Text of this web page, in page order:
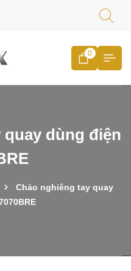
0
dùng điện
Chảo nghiêng tay quay